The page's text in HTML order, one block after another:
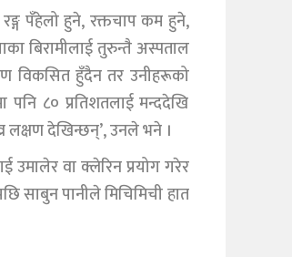
पँहेलो हुने, रक्तचाप कम हुने,
बिरामीलाई तुरुन्तै अस्पताल
विकसित हुँदैन तर उनीहरूको
पनि ८० प्रतिशतलाई मन्ददेखि
लक्षण देखिन्छन्’, उनले भने ।
उमालेर वा क्लेरिन प्रयोग गरेर
साबुन पानीले मिचिमिची हात